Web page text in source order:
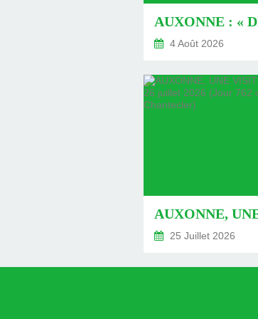
4 Août 2026
25 Juillet 2026